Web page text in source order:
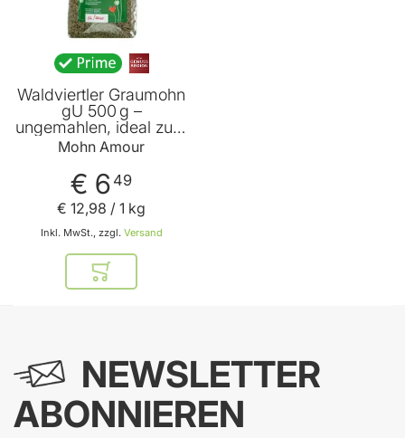
Waldviertler Graumohn
gU 500 g –
ungemahlen, ideal zum
Verkochen – Mohn
Mohn Amour
€ 6 49
Inkl. MwSt., zzgl. Versand
€ 12,98 / 1 kg
In den Warenkorb
NEWSLETTER
ABONNIEREN